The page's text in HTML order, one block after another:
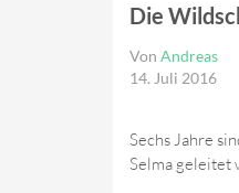
Die
Von Andreas
14. Juli 2016
Sechs Jahre
Selma geleitet